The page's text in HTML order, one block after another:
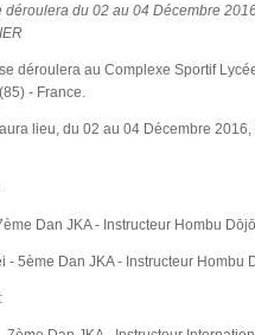
du 02 au 04 Décembre
déroulera au Complexe Sportif
- France.
lieu, du 02 au 04 Décembre
Dan JKA - Instructeur Hombu
- 5ème Dan JKA - Instructeur Hombu